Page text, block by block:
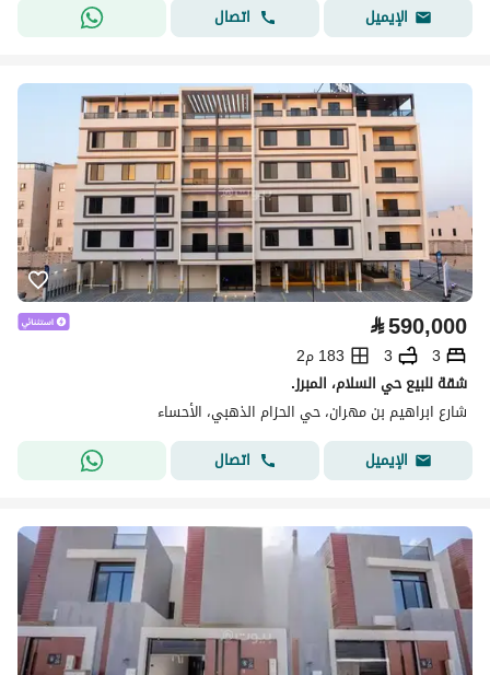
الإيميل
اتصال
⃁590,000
3
3
183 م2
شقة للبيع حي السلام، المبرز.
شارع ابراهيم بن مهران، حي الحزام الذهبي، الأحساء
الإيميل
اتصال